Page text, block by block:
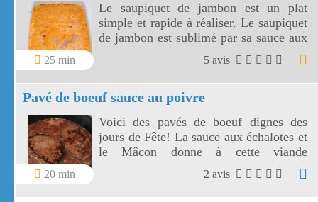
25 min
Le saupiquet de jambon est un plat
simple et rapide à réaliser. Le saupiquet
de jambon est sublimé par sa sauce aux
échalotes, vin blanc, concentré de
tomates et crème fraîche. Choisir un
jambon à l'os ou un jambon traiteur
pour garantir la qualité du saupiquet.
5 avis
Pavé de boeuf sauce au poivre
20 min
Voici des pavés de boeuf dignes des
jours de Fête! La sauce aux échalotes et
le Mâcon donne à cette viande
charolaise une saveur toute particulière.
Le pavé de boeuf sauce au poivre est
2 avis